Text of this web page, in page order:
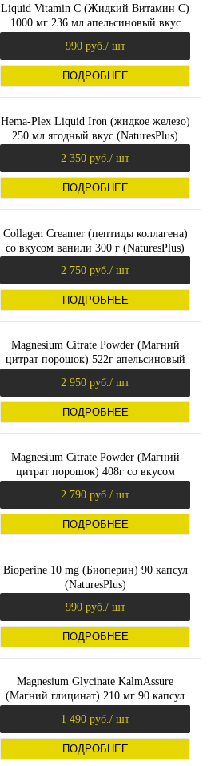
Liquid Vitamin C (Жидкий Витамин C)
1000 мг 236 мл апельсиновый вкус
990 руб. / шт
ПОДРОБНЕЕ
Hema-Plex Liquid Iron (жидкое железо)
250 мл ягодный вкус (NaturesPlus)
2 350 руб. / шт
ПОДРОБНЕЕ
Collagen Creamer (пептиды коллагена)
со вкусом ванили 300 г (NaturesPlus)
2 750 руб. / шт
ПОДРОБНЕЕ
Magnesium Citrate Powder (Магний
цитрат порошок) 522г апельсиновый
2 950 руб. / шт
ПОДРОБНЕЕ
Magnesium Citrate Powder (Магний
цитрат порошок) 408г со вкусом
2 790 руб. / шт
ПОДРОБНЕЕ
Bioperine 10 mg (Биоперин) 90 капсул
(NaturesPlus)
990 руб. / шт
ПОДРОБНЕЕ
Magnesium Glycinate KalmAssure
(Магний глицинат) 210 мг 90 капсул
1 490 руб. / шт
ПОДРОБНЕЕ